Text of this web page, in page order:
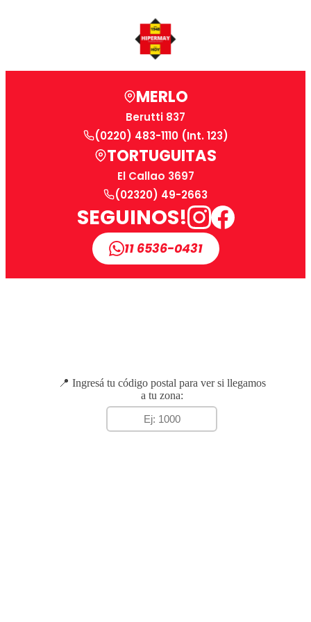
MERLO
Berutti 837
(0220) 483-1110 (Int. 123)
TORTUGUITAS
El Callao 3697
(02320) 49-2663
SEGUINOS!
11 6536-0431
📍 Ingresá tu código postal para ver si llegamos
a tu zona: